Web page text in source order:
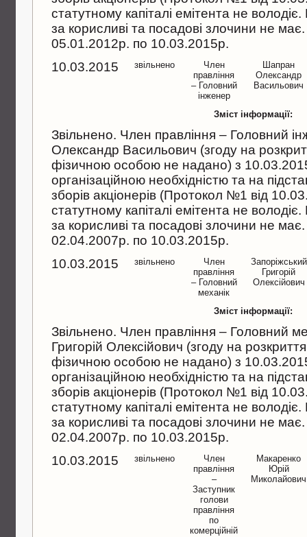
статутному капiталi емiтента не
за корисливi та посадовi злочини не
05.01.2012р. по 10.03.2015р.
10.03.2015
звільнено
Член
правлiння
– Головний
iнженер
Шапран
Олександр
Васильович
Зміст інформації:
Звiльнено. Член правлiння – Головний
Олександр Васильович (згоду на
фiзичною особою не надано) з
органiзацiйною необхiднiстю та на
зборiв акцiонерiв (Протокол №1 вiд
статутному капiталi емiтента не
за корисливi та посадовi злочини не
02.04.2007р. по 10.03.2015р.
10.03.2015
звільнено
Член
правлiння
– Головний
механiк
Запорiжський
Григорiй
Олексiйович
Зміст інформації:
Звiльнено. Член правлiння – Головний
Григорiй Олексiйович (згоду на
фiзичною особою не надано) з
органiзацiйною необхiднiстю та на
зборiв акцiонерiв (Протокол №1 вiд
статутному капiталi емiтента не
за корисливi та посадовi злочини не
02.04.2007р. по 10.03.2015р.
10.03.2015
звільнено
Член
правлiння
–
Заступник
голови
правлiння
по
комерцiйнiй
Макаренко
Юрiй
Миколайович